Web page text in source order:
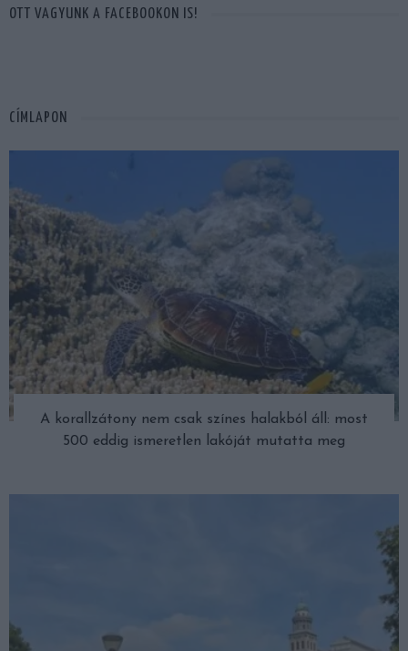
OTT VAGYUNK A FACEBOOKON IS!
CÍMLAPON
A korallzátony nem csak színes halakból áll: most
500 eddig ismeretlen lakóját mutatta meg